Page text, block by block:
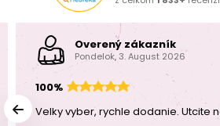
Overený zákazník
Pondelok, 3. August 2026
100%
Velky vyber, rychle dodanie. Utcite